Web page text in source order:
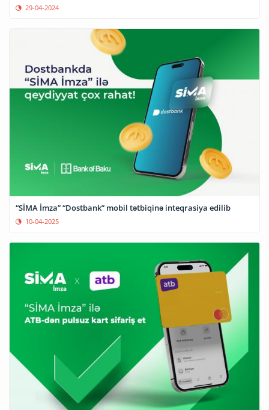
29-04-2024
“SİMA İmza” “Dostbank” mobil tətbiqinə inteqrasiya edilib
10-04-2025